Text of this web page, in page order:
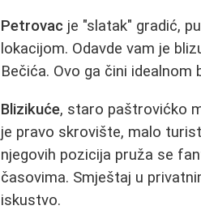
Petrovac je "slatak" gradić,
lokacijom. Odavde vam je
Bečića. Ovo ga čini
Blizikuće, staro paštrovićko
je pravo skrovište, malo
njegovih pozicija pruža se
časovima. Smještaj u
iskustvo.